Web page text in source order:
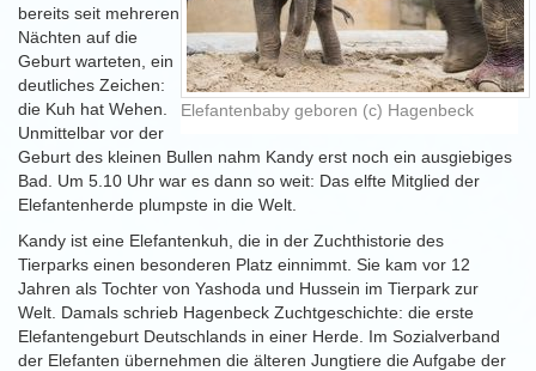
Elefantenbaby geboren (c) Hagenbeck
bereits seit mehreren
Nächten auf die
Geburt warteten, ein
deutliches Zeichen:
die Kuh hat Wehen.
Unmittelbar vor der
Geburt des kleinen Bullen nahm Kandy erst noch ein ausgiebiges
Bad. Um 5.10 Uhr war es dann so weit: Das elfte Mitglied der
Elefantenherde plumpste in die Welt.
Kandy ist eine Elefantenkuh, die in der Zuchthistorie des
Tierparks einen besonderen Platz einnimmt. Sie kam vor 12
Jahren als Tochter von Yashoda und Hussein im Tierpark zur
Welt. Damals schrieb Hagenbeck Zuchtgeschichte: die erste
Elefantengeburt Deutschlands in einer Herde. Im Sozialverband
der Elefanten übernehmen die älteren Jungtiere die Aufgabe der